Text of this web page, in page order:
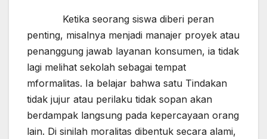
Ketika seorang siswa diberi peran
penting, misalnya menjadi manajer proyek atau
penanggung jawab layanan konsumen, ia tidak
lagi melihat sekolah sebagai tempat
mformalitas. Ia belajar bahwa satu Tindakan
tidak jujur atau perilaku tidak sopan akan
berdampak langsung pada kepercayaan orang
lain. Di sinilah moralitas dibentuk secara alami,